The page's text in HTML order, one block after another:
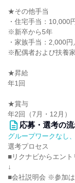
★その他手当
・住宅手当：10,000
※新卒から5年
・家族手当：2,000円
※配偶者および扶養
★昇給
年1回
★賞与
年2回（7月・12月）
応募・選考の
グループワークなし
選考プロセス
■リクナビからエント
↓
■会社説明会 ※参加